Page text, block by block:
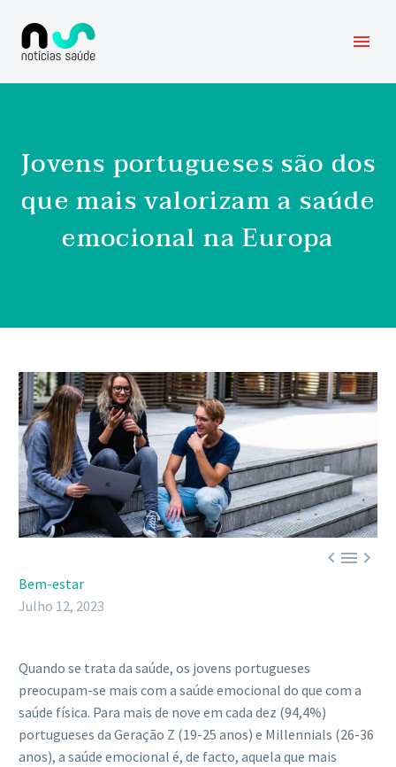
Jovens portugueses são dos
que mais valorizam a saúde
emocional na Europa

Bem-estar
Julho 12, 2023
Quando se trata da saúde, os jovens portugueses
preocupam-se mais com a saúde emocional do que com a
saúde física. Para mais de nove em cada dez (94,4%)
portugueses da Geração Z (19-25 anos) e Millennials (26-36
anos), a saúde emocional é, de facto, aquela que mais